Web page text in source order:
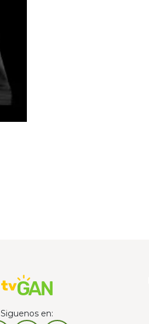
Siguenos en: